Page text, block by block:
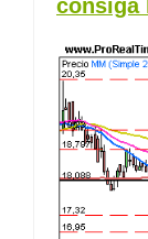
consiga